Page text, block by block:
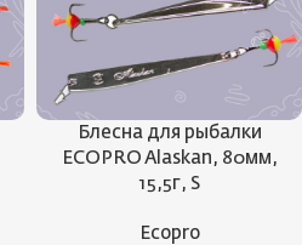
Блесна для рыбалки
ECOPRO Alaskan, 80мм,
15,5г, S
Ecopro